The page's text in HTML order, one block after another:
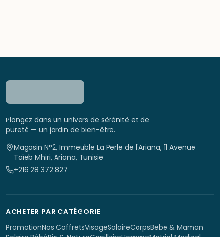
Plongez dans un univers de sérénité et de
pureté — un jardin de bien-être.
Magasin N°2, Immeuble La Perle de l'Ariana, 11 Avenue
Taïeb Mhiri, Ariana, Tunisie
+216 28 372 827
ACHETER PAR CATÉGORIE
PromotionNos CoffretsVisageSolaireCorpsBebe & Maman